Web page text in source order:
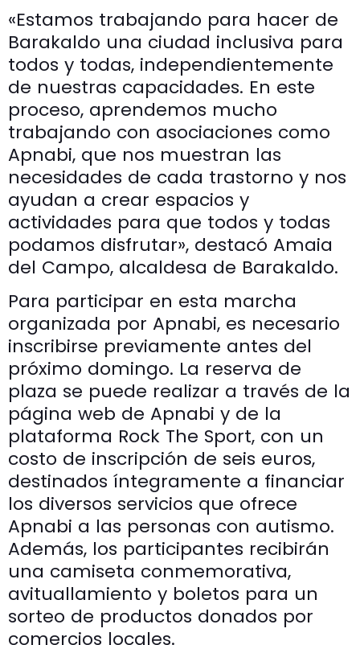
«Estamos trabajando para hacer de
Barakaldo una ciudad inclusiva para
todos y todas, independientemente
de nuestras capacidades. En este
proceso, aprendemos mucho
trabajando con asociaciones como
Apnabi, que nos muestran las
necesidades de cada trastorno y nos
ayudan a crear espacios y
actividades para que todos y todas
podamos disfrutar», destacó Amaia
del Campo, alcaldesa de Barakaldo.
Para participar en esta marcha
organizada por Apnabi, es necesario
inscribirse previamente antes del
próximo domingo. La reserva de
plaza se puede realizar a través de la
página web de Apnabi y de la
plataforma Rock The Sport, con un
costo de inscripción de seis euros,
destinados íntegramente a financiar
los diversos servicios que ofrece
Apnabi a las personas con autismo.
Además, los participantes recibirán
una camiseta conmemorativa,
avituallamiento y boletos para un
sorteo de productos donados por
comercios locales.